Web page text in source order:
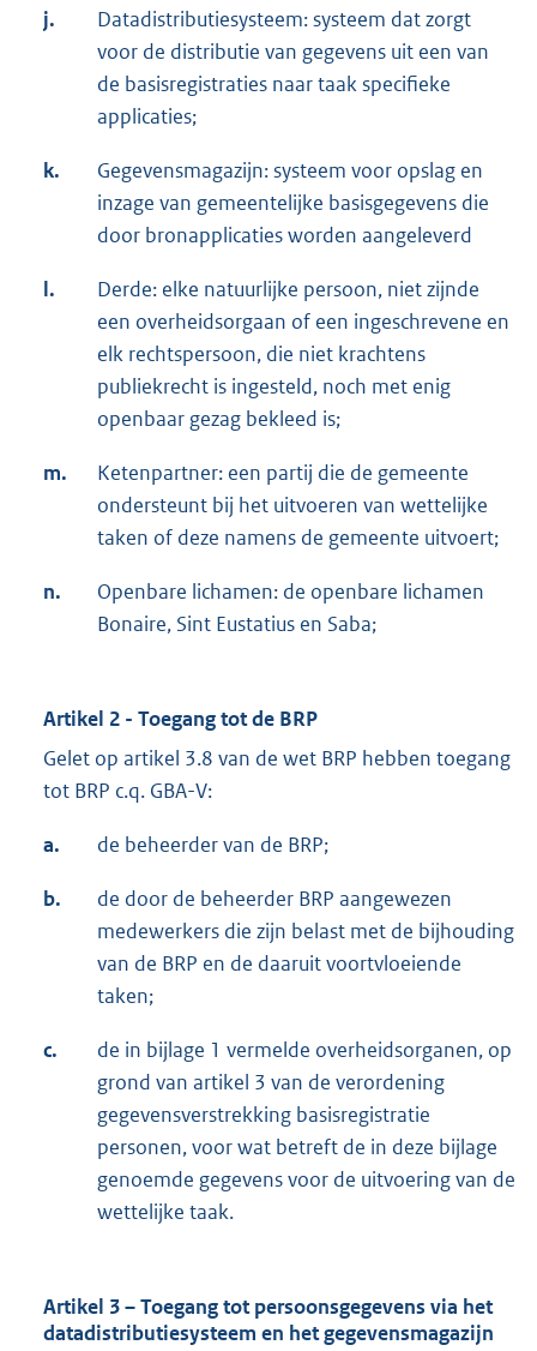
j.
Datadistributiesysteem: systeem dat zorgt
voor de distributie van gegevens uit een van
de basisregistraties naar taak specifieke
applicaties;
k.
Gegevensmagazijn: systeem voor opslag en
inzage van gemeentelijke basisgegevens die
door bronapplicaties worden aangeleverd
l.
Derde: elke natuurlijke persoon, niet zijnde
een overheidsorgaan of een ingeschrevene en
elk rechtspersoon, die niet krachtens
publiekrecht is ingesteld, noch met enig
openbaar gezag bekleed is;
m.
Ketenpartner: een partij die de gemeente
ondersteunt bij het uitvoeren van wettelijke
taken of deze namens de gemeente uitvoert;
n.
Openbare lichamen: de openbare lichamen
Bonaire, Sint Eustatius en Saba;
Artikel 2 - Toegang tot de BRP
Gelet op artikel 3.8 van de wet BRP hebben toegang
tot BRP c.q. GBA-V:
a. de beheerder van de BRP;
b.
de door de beheerder BRP aangewezen
medewerkers die zijn belast met de bijhouding
van de BRP en de daaruit voortvloeiende
taken;
c.
de in bijlage 1 vermelde overheidsorganen, op
grond van artikel 3 van de verordening
gegevensverstrekking basisregistratie
personen, voor wat betreft de in deze bijlage
genoemde gegevens voor de uitvoering van de
wettelijke taak.
Artikel 3 – Toegang tot persoonsgegevens via het
datadistributiesysteem en het gegevensmagazijn